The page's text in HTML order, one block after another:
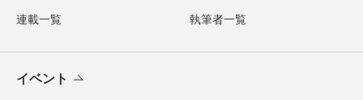
連載一覧 執筆者一覧
イベント